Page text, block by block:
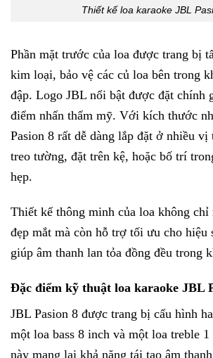
Thiết kế loa karaoke JBL
Phần mặt trước của loa được trang bị
kim loại, bảo vệ các củ loa bên trong
đập. Logo JBL nổi bật được đặt chính
điểm nhấn thẩm mỹ. Với kích thước
Pasion 8 rất dễ dàng lắp đặt ở nhiều
treo tường, đặt trên kệ, hoặc bố trí
hẹp.
Thiết kế thông minh của loa không chỉ
đẹp mắt mà còn hỗ trợ tối ưu cho hiệu
giúp âm thanh lan tỏa đồng đều trong
Đặc điểm kỹ thuật loa karaoke JBL
JBL Pasion 8 được trang bị cấu hình
một loa bass 8 inch và một loa treble
này mang lại khả năng tái tạo âm